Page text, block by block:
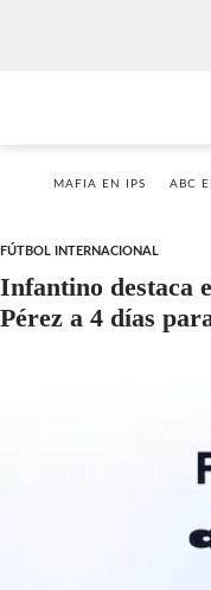
MAFIA EN IPS ABC
FÚTBOL INTERNACIONAL
Infantino destaca
Pérez a 4 días